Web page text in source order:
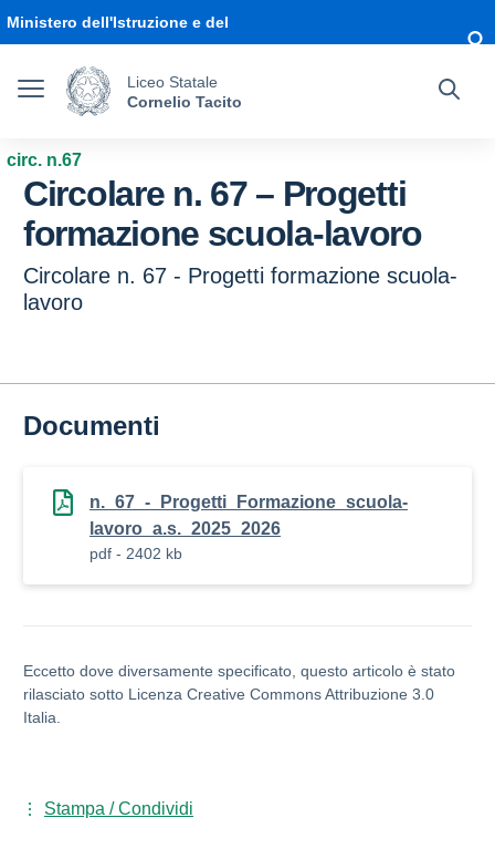
Ministero dell'Istruzione e del
Liceo Statale
Cornelio Tacito
circ. n.67
Circolare n. 67 – Progetti
formazione scuola-lavoro
Circolare n. 67 - Progetti formazione scuola-
lavoro
Documenti
n._67_-_Progetti_Formazione_scuola-
lavoro_a.s._2025_2026
pdf - 2402 kb
Eccetto dove diversamente specificato, questo articolo è stato
rilasciato sotto Licenza Creative Commons Attribuzione 3.0
Italia.
Stampa / Condividi